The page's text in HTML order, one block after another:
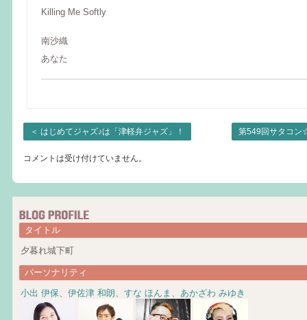
Killing Me Softly
南沙織
あなた
＜ はじめてジャズ♪は「津軽弁ジャズ」！ 第549回サタコン
コメントは受け付けていません。
タイトル
夕暮れ城下町
パーソナリティ
小出 伊保、 伊佐津 和朗、 すな ほんま 、 あかざわ みゆき